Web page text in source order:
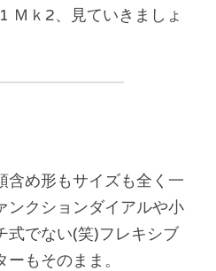
Ｍｋ2、見ていきましょ
含め形もサイズも全く一
ンクションダイアルや小
式でない(笑)フレキシブ
もそのまま。